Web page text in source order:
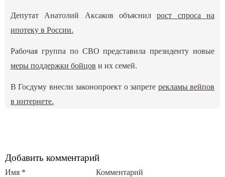
Депутат Анатолий Аксаков объяснилрост спроса на
ипотеку в России.
Рабочая группа по СВО представила президенту новые
меры поддержки бойцов и их семей.
В Госдуму внесли законопроект о запрете рекламы вейпов
в интернете.
Добавить комментарий
Комментарий
Имя *